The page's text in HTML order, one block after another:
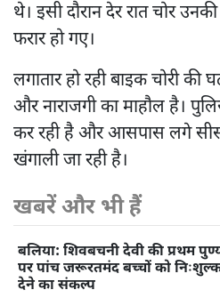
थे। इसी दौरान देर रात चोर
फरार हो गए।
लगातार हो रही बाइक चोरी
और नाराजगी का माहौल है।
कर रही है और आसपास लगे
खंगाली जा रही है।
खबरें और भी हैं
बलिया: शिवबचनी देवी की प्रथम
पर पांच जरूरतमंद बच्चों को निःशुल्क
देने का संकल्प